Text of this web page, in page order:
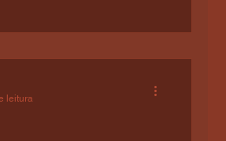
leitura